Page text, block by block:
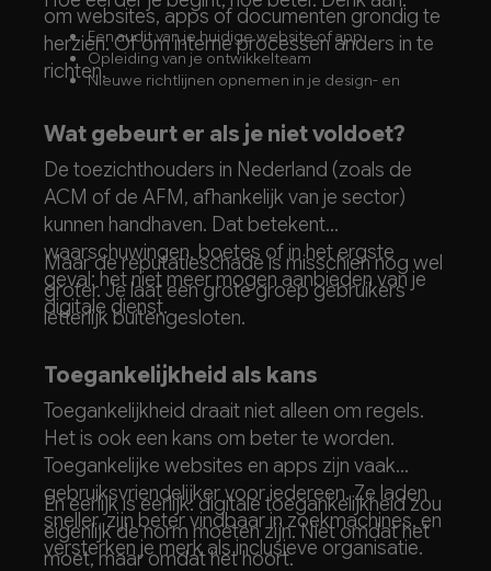
om websites, apps of documenten grondig te
herzien. Of om interne processen anders in te
richten.
Een audit van je huidige website of app
Opleiding van je ontwikkelteam
Nieuwe richtlijnen opnemen in je design- en
Het opstellen van een toegankelijke
gebruikerservaring
Wat gebeurt er als je niet voldoet?
De toezichthouders in Nederland (zoals de
ACM of de AFM, afhankelijk van je sector)
kunnen handhaven. Dat betekent
waarschuwingen, boetes of in het ergste
geval: het niet meer mogen aanbieden van je
digitale dienst.
Maar de reputatieschade is misschien nog wel
groter. Je laat een grote groep gebruikers
letterlijk buitengesloten.
Toegankelijkheid als kans
Toegankelijkheid draait niet alleen om regels.
Het is ook een kans om beter te worden.
Toegankelijke websites en apps zijn vaak
gebruiksvriendelijker voor iedereen. Ze laden
sneller, zijn beter vindbaar in zoekmachines, en
versterken je merk als inclusieve organisatie.
En eerlijk is eerlijk: digitale toegankelijkheid zou
eigenlijk de norm moeten zijn. Niet omdat het
moet, maar omdat het hoort.